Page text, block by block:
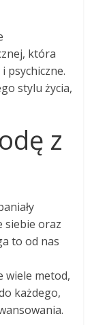
która
psychiczne.
stylu życia,
z
siebie oraz
to od nas
wiele metod,
każdego,